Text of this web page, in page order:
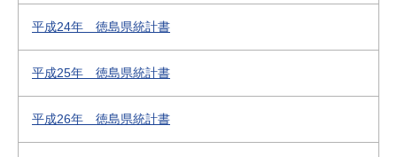
平成24年 徳島県統計書
平成25年 徳島県統計書
平成26年 徳島県統計書